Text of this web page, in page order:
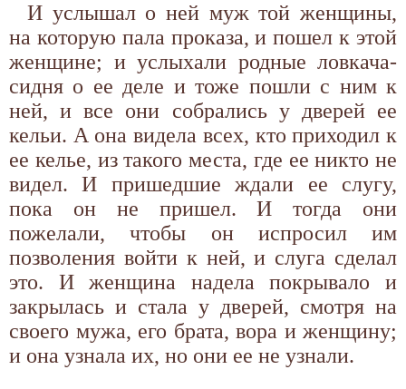
И услышал о ней муж той женщины,
на которую пала проказа, и пошел к этой
женщине; и услыхали родные ловкача-
сидня о ее деле и тоже пошли с ним к
ней, и все они собрались у дверей ее
кельи. А она видела всех, кто приходил к
ее келье, из такого места, где ее никто не
видел. И пришедшие ждали ее слугу,
пока он не пришел. И тогда они
пожелали, чтобы он испросил им
позволения войти к ней, и слуга сделал
это. И женщина надела покрывало и
закрылась и стала у дверей, смотря на
своего мужа, его брата, вора и женщину;
и она узнала их, но они ее не узнали.